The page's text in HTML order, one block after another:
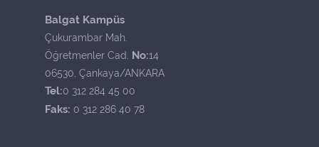
Balgat Kampüs
Çukurambar Mah.
Öğretmenler Cad. No:14
06530, Çankaya/ANKARA
Tel:0 312 284 45 00
Faks: 0 312 286 40 78